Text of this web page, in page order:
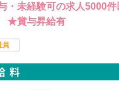
・未経験可の求人5000
★賞与昇給有
員